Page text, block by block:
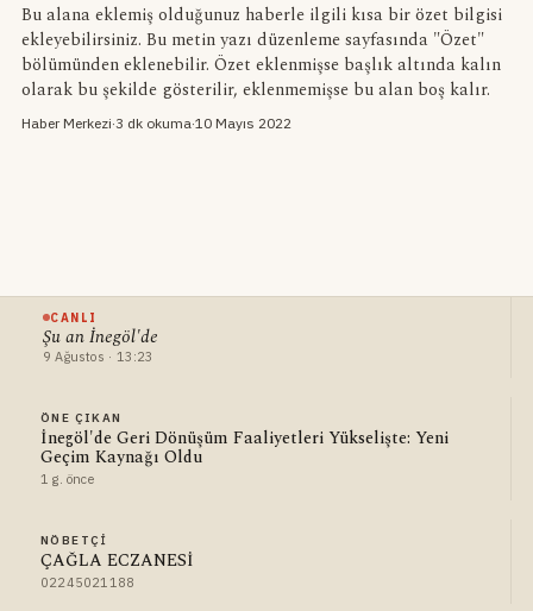
Bu alana eklemiş olduğunuz haberle ilgili kısa bir özet bilgisi
ekleyebilirsiniz. Bu metin yazı düzenleme sayfasında "Özet"
bölümünden eklenebilir. Özet eklenmişse başlık altında kalın
olarak bu şekilde gösterilir, eklenmemişse bu alan boş kalır.
Haber Merkezi·3 dk okuma·10 Mayıs 2022
CANLI
Şu an İnegöl'de
9 Ağustos · 13:23
ÖNE ÇIKAN
İnegöl'de Geri Dönüşüm Faaliyetleri Yükselişte: Yeni
Geçim Kaynağı Oldu
1 g. önce
NÖBETÇI
ÇAĞLA ECZANESİ
02245021188